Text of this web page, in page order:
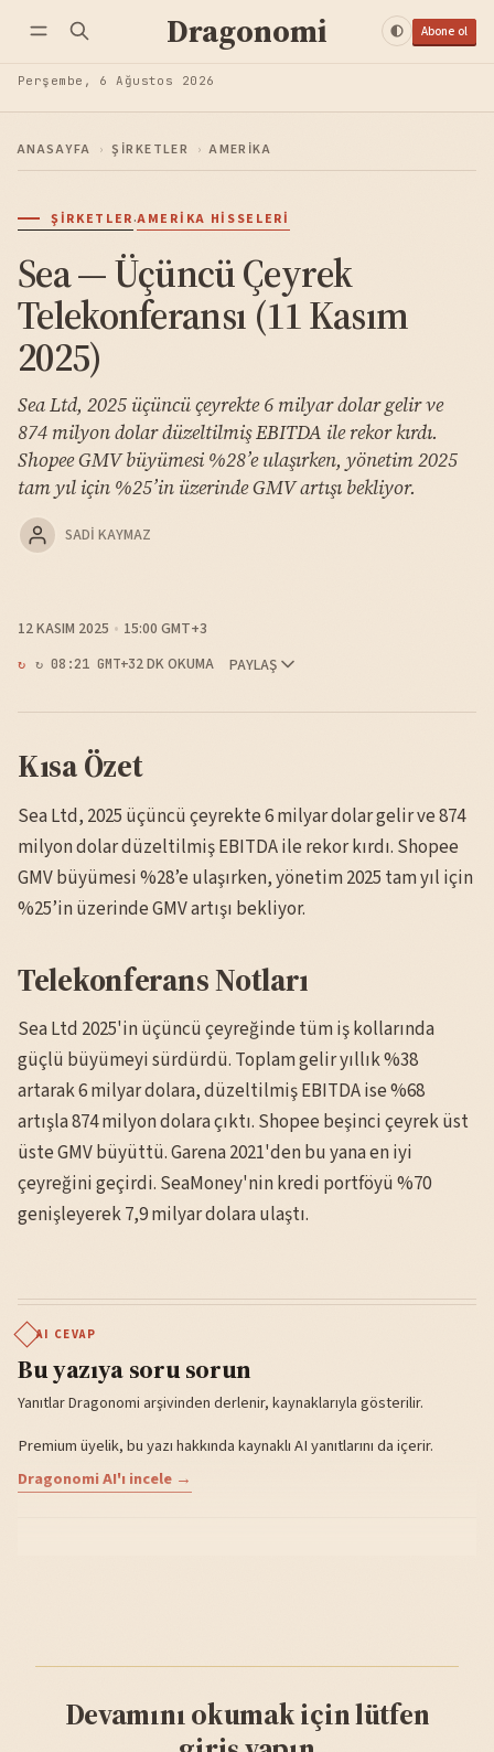
Dragonomi Abone ol
Perşembe, 6 Ağustos 2026
ANASAYFA › ŞIRKETLER › AMERIKA
ŞIRKETLER·AMERIKA HISSELERI
Sea — Üçüncü Çeyrek
Telekonferansı (11 Kasım
2025)
Sea Ltd, 2025 üçüncü çeyrekte 6 milyar dolar gelir ve
874 milyon dolar düzeltilmiş EBITDA ile rekor kırdı.
Shopee GMV büyümesi %28’e ulaşırken, yönetim 2025
tam yıl için %25’in üzerinde GMV artışı bekliyor.
SADI KAYMAZ
12 KASIM 2025 15:00 GMT+3
↻ 08:21 GMT+32 DK OKUMA PAYLAŞ
Kısa Özet
Sea Ltd, 2025 üçüncü çeyrekte 6 milyar dolar gelir ve 874
milyon dolar düzeltilmiş EBITDA ile rekor kırdı. Shopee
GMV büyümesi %28’e ulaşırken, yönetim 2025 tam yıl için
%25’in üzerinde GMV artışı bekliyor.
Telekonferans Notları
Sea Ltd 2025'in üçüncü çeyreğinde tüm iş kollarında
güçlü büyümeyi sürdürdü. Toplam gelir yıllık %38
artarak 6 milyar dolara, düzeltilmiş EBITDA ise %68
artışla 874 milyon dolara çıktı. Shopee beşinci çeyrek üst
üste GMV büyüttü. Garena 2021'den bu yana en iyi
çeyreğini geçirdi. SeaMoney'nin kredi portföyü %70
genişleyerek 7,9 milyar dolara ulaştı.
AI CEVAP
Bu yazıya soru sorun
Yanıtlar Dragonomi arşivinden derlenir, kaynaklarıyla gösterilir.
Premium üyelik, bu yazı hakkında kaynaklı AI yanıtlarını da içerir.
Dragonomi AI'ı incele →
Devamını okumak için lütfen